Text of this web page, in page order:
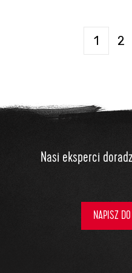
1 2
Nasi eksperci
NAPISZ